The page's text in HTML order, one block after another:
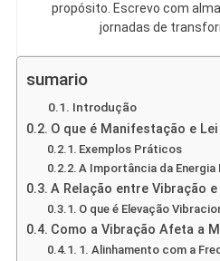
propósito. Escrevo com
jornadas de
sumario
Introdução
O que é Manifestação e
Exemplos Práticos
A Importância da Energia
A Relação entre Vibração
O que é Elevação
Como a Vibração Afeta a
1. Alinhamento com a